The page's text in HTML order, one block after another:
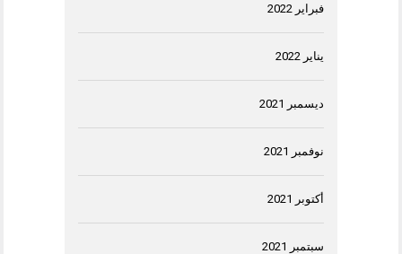
فبراير 2022
يناير 2022
ديسمبر 2021
نوفمبر 2021
أكتوبر 2021
سبتمبر 2021